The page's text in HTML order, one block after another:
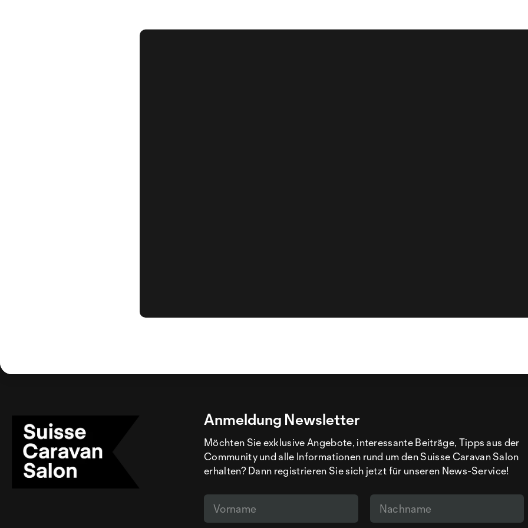
Anmeldung Newsletter
Möchten Sie exklusive Angebote, interessante Beiträge, Tipps aus der
Community und alle Informationen rund um den Suisse Caravan Salon
erhalten? Dann registrieren Sie sich jetzt für unseren News-Service!